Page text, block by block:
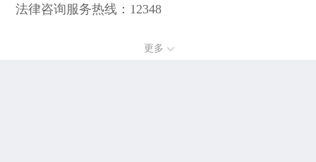
法律咨询服务热线：12348
更多